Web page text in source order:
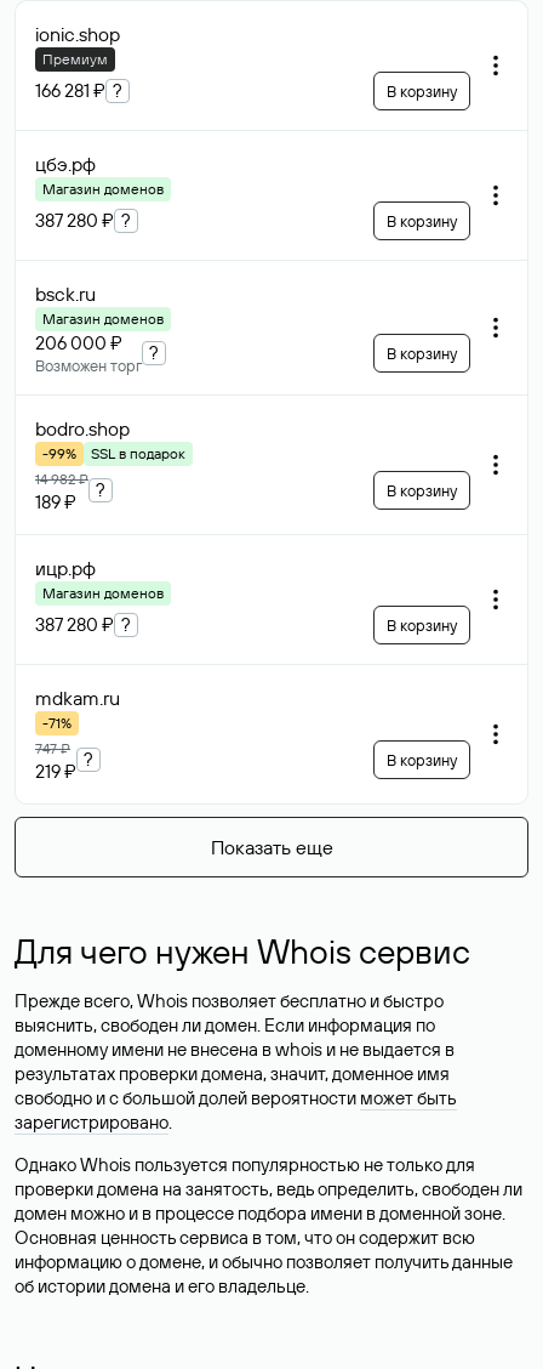
ionic.shop
Премиум
166 281 ₽ ? В корзину
цбэ.рф
Магазин доменов
387 280 ₽ ? В корзину
bsck.ru
Магазин доменов
206 000 ₽
Возможен торг
? В корзину
bodro.shop
-99%
SSL в подарок
14 982 ₽
189 ₽
? В корзину
ицр.рф
Магазин доменов
387 280 ₽ ? В корзину
mdkam.ru
-71%
747 ₽
219 ₽
? В корзину
Показать еще
Для чего нужен Whois сервис
Прежде всего, Whois позволяет бесплатно и быстро
выяснить, свободен ли домен. Если информация по
доменному имени не внесена в whois и не выдается в
результатах проверки домена, значит, доменное имя
свободно и с большой долей вероятности может быть
зарегистрировано.
Однако Whois пользуется популярностью не только для
проверки домена на занятость, ведь определить, свободен ли
домен можно и в процессе подбора имени в доменной зоне.
Основная ценность сервиса в том, что он содержит всю
информацию о домене, и обычно позволяет получить данные
об истории домена и его владельце.